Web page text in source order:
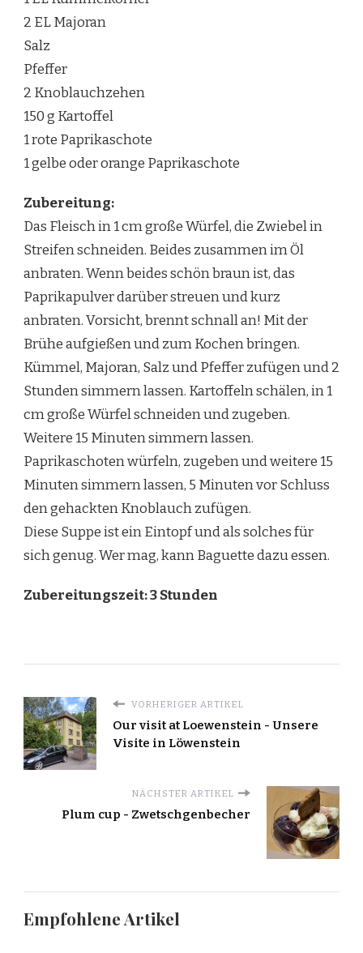
2 EL Majoran
Salz
Pfeffer
2 Knoblauchzehen
150 g Kartoffel
1 rote Paprikaschote
1 gelbe oder orange Paprikaschote
Zubereitung:
Das Fleisch in 1 cm große Würfel, die Zwiebel in
Streifen schneiden. Beides zusammen im Öl
anbraten. Wenn beides schön braun ist, das
Paprikapulver darüber streuen und kurz
anbraten. Vorsicht, brennt schnall an! Mit der
Brühe aufgießen und zum Kochen bringen.
Kümmel, Majoran, Salz und Pfeffer zufügen und 2
Stunden simmern lassen. Kartoffeln schälen, in 1
cm große Würfel schneiden und zugeben.
Weitere 15 Minuten simmern lassen.
Paprikaschoten würfeln, zugeben und weitere 15
Minuten simmern lassen, 5 Minuten vor Schluss
den gehackten Knoblauch zufügen.
Diese Suppe ist ein Eintopf und als solches für
sich genug. Wer mag, kann Baguette dazu essen.
Zubereitungszeit: 3 Stunden
VORHERIGER ARTIKEL
Our visit at Loewenstein - Unsere
Visite in Löwenstein
NÄCHSTER ARTIKEL
Plum cup - Zwetschgenbecher
Empfohlene Artikel